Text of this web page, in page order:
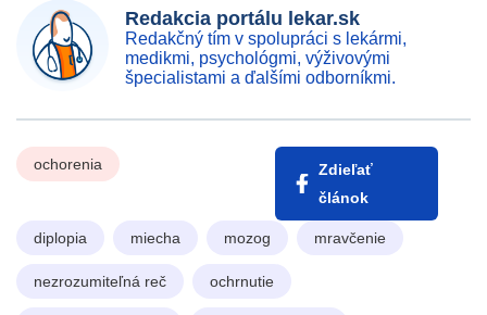
Redakcia portálu lekar.sk
Redakčný tím v spolupráci s lekármi,
medikmi, psychológmi, výživovými
špecialistami a ďalšími odborníkmi.
ochorenia
Zdieľať
článok
diplopia miecha mozog mravčenie
nezrozumiteľná reč ochrnutie